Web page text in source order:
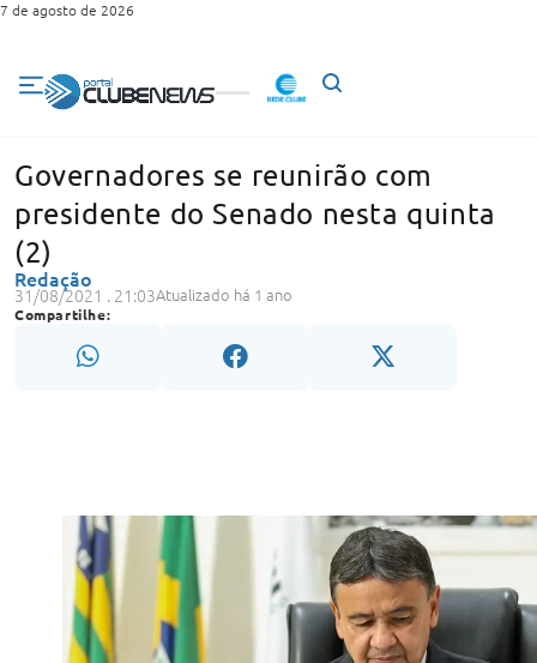
7 de agosto de 2026
Governadores se reunirão com
presidente do Senado nesta quinta
(2)
Redação
31/08/2021 . 21:03Atualizado há 1 ano
Compartilhe: